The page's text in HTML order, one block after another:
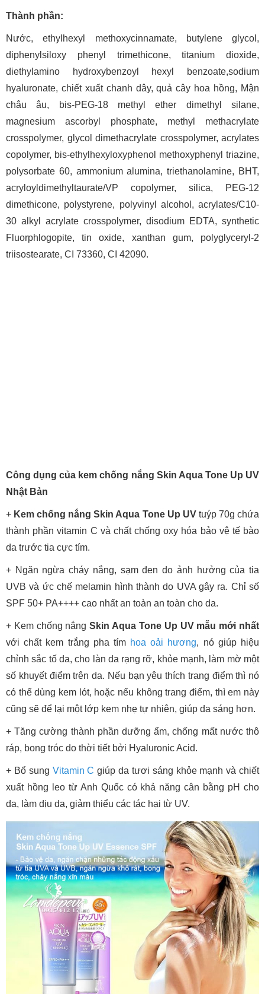
Thành phần:
Nước, ethylhexyl methoxycinnamate, butylene glycol,
diphenylsiloxy phenyl trimethicone, titanium dioxide,
diethylamino hydroxybenzoyl hexyl benzoate,sodium
hyaluronate, chiết xuất chanh dây, quả cây hoa hồng, Mận
châu âu, bis-PEG-18 methyl ether dimethyl silane,
magnesium ascorbyl phosphate, methyl methacrylate
crosspolymer, glycol dimethacrylate crosspolymer, acrylates
copolymer, bis-ethylhexyloxyphenol methoxyphenyl triazine,
polysorbate 60, ammonium alumina, triethanolamine, BHT,
acryloyldimethyltaurate/VP copolymer, silica, PEG-12
dimethicone, polystyrene, polyvinyl alcohol, acrylates/C10-
30 alkyl acrylate crosspolymer, disodium EDTA, synthetic
Fluorphlogopite, tin oxide, xanthan gum, polyglyceryl-2
triisostearate, CI 73360, CI 42090.
Công dụng của kem chống nắng Skin Aqua Tone Up UV
Nhật Bản
+ Kem chống nắng Skin Aqua Tone Up UVtuýp 70g chứa
thành phần vitamin C và chất chống oxy hóa bảo vệ tế bào
da trước tia cực tím.
+ Ngăn ngừa cháy nắng, sạm đen do ảnh hưởng của tia
UVB và ức chế melamin hình thành do UVA gây ra. Chỉ số
SPF 50+ PA++++ cao nhất an toàn an toàn cho da.
+ Kem chống nắngSkin Aqua Tone Up UV mẫu mới nhất
với chất kem trắng pha tím hoa oải hương, nó giúp hiệu
chỉnh sắc tố da, cho làn da rạng rỡ, khỏe mạnh, làm mờ một
số khuyết điểm trên da. Nếu bạn yêu thích trang điểm thì nó
có thể dùng kem lót, hoặc nếu không trang điểm, thì em này
cũng sẽ để lại một lớp kem nhẹ tự nhiên, giúp da sáng hơn.
+ Tăng cường thành phần dưỡng ẩm, chống mất nước thô
ráp, bong tróc do thời tiết bởi Hyaluronic Acid.
+ Bổ sung Vitamin C giúp da tươi sáng khỏe mạnh và chiết
xuất hồng leo từ Anh Quốc có khả năng cân bằng pH cho
da, làm dịu da, giảm thiểu các tác hại từ UV.